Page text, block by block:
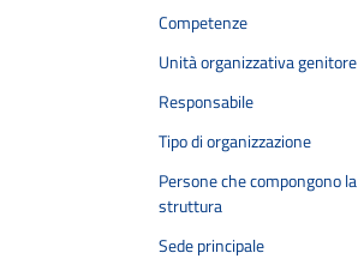
Competenze
Unità organizzativa genitore
Responsabile
Tipo di organizzazione
Persone che compongono la
struttura
Sede principale